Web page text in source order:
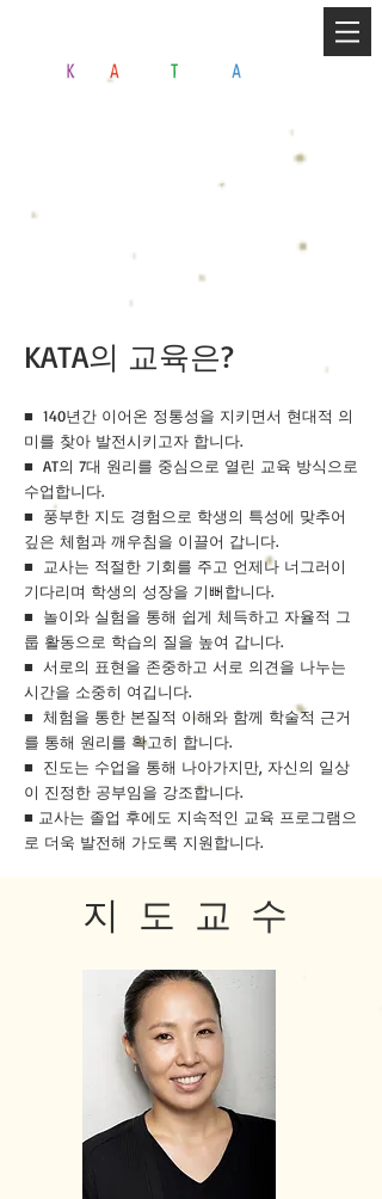
공식 카페 바로가기
KATA의 교육은?
■ 140년간 이어온 정통성을 지키면서 현대적 의
미를 찾아 발전시키고자 합니다.
■ AT의 7대 원리를 중심으로 열린 교육 방식으로
수업합니다.
■ 풍부한 지도 경험으로 학생의 특성에 맞추어
깊은 체험과 깨우침을 이끌어 갑니다.
■ 교사는 적절한 기회를 주고 언제나 너그러이
기다리며 학생의 성장을 기뻐합니다.
■ 놀이와 실험을 통해 쉽게 체득하고 자율적 그
룹 활동으로 학습의 질을 높여 갑니다.
■ 서로의 표현을 존중하고 서로 의견을 나누는
시간을 소중히 여깁니다.
■ 체험을 통한 본질적 이해와 함께 학술적 근거
를 통해 원리를 확고히 합니다.
■ 진도는 수업을 통해 나아가지만, 자신의 일상
이 진정한 공부임을 강조합니다.
​■ 교사는 졸업 후에도 지속적인 교육 프로그램으
로 더욱 발전해 가도록 지원합니다.
​지 도 교 수